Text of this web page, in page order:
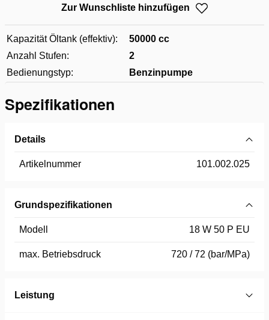
Zur Wunschliste hinzufügen
Kapazität Öltank (effektiv):
50000 cc
Anzahl Stufen:
2
Bedienungstyp:
Benzinpumpe
Spezifikationen
Details
Artikelnummer 101.002.025
Grundspezifikationen
Modell 18 W 50 P EU
max. Betriebsdruck 720 / 72 (bar/MPa)
Leistung